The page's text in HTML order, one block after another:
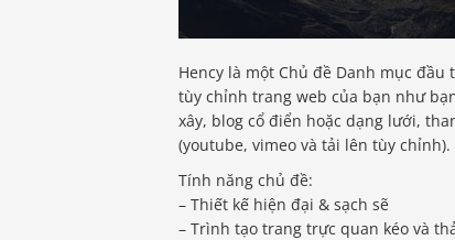
Hency là một Chủ đề Danh mục
tùy chỉnh trang web của bạn như
xây, blog cổ điển hoặc dạng lưới,
(youtube, vimeo và tải lên tùy chỉnh).
Tính năng chủ đề:
– Thiết kế hiện đại & sạch sẽ
– Trình tạo trang trực quan kéo và